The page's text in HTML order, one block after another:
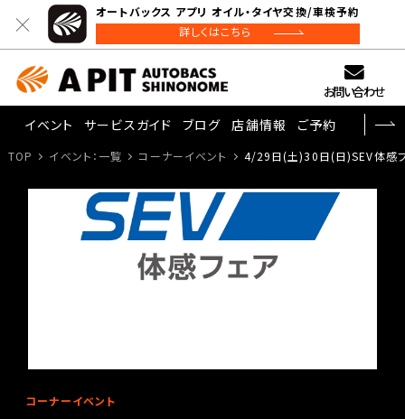
オートバックス アプリ オイル・タイヤ交換/車検予約
詳しくはこちら
お問い合わせ
イベント
サービスガイド ブログ 店舗情報 ご予約
TOP イベント：一覧 コーナーイベント 4/29日(土)30日(日)SEV体感フ
コーナーイベント